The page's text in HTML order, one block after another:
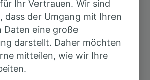
Dauer
26min
Ihr Vertrauen. Wir sind
dass der Umgang mit Ihren
Daten eine große
darstellt. Daher möchten
mitteilen, wie wir Ihre